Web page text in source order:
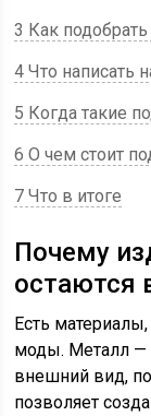
3 Как
4 Что написать
5 Когда такие
6 О чем стоит
7 Что в итоге
Почему
остаются
Есть
моды. Металл —
внешний вид,
позволяет